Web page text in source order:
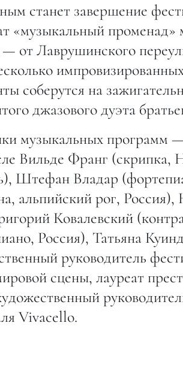
станет завершение
«музыкальный променад»
— от Лаврушинского
соберутся на
джазового дуэта
музыкальных программ
Вильде Франг (скрипка,
Штефан Владар
альпийский рог,
Ковалевский
Россия), Татьяна
руководитель
сцены, лауреат
Vivacello.